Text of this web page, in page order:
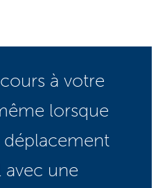
à votre
lorsque
déplacement
avec une